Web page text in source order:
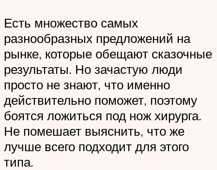
Есть множество самых
разнообразных предложений на
рынке, которые обещают сказочные
результаты. Но зачастую люди
просто не знают, что именно
действительно поможет, поэтому
боятся ложиться под нож хирурга.
Не помешает выяснить, что же
лучше всего подходит для этого
типа.